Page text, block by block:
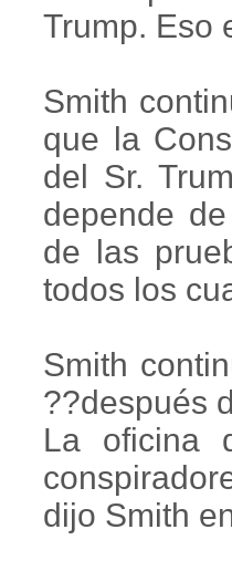
Trump. Eso
Smith
que la
del Sr.
depende
de las
todos los
Smith
??después
La oficina
dijo Smith